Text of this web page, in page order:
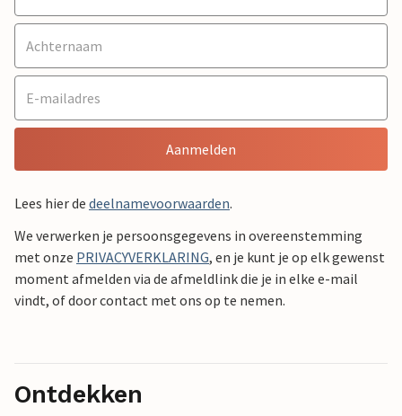
Aanmelden
Lees hier de deelnamevoorwaarden.
We verwerken je persoonsgegevens in overeenstemming
met onze PRIVACYVERKLARING, en je kunt je op elk gewenst
moment afmelden via de afmeldlink die je in elke e-mail
vindt, of door contact met ons op te nemen.
Ontdekken